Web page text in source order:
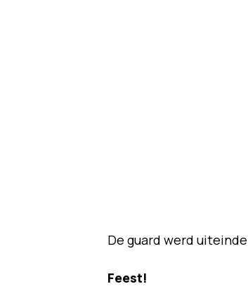
De guard werd
Feest!